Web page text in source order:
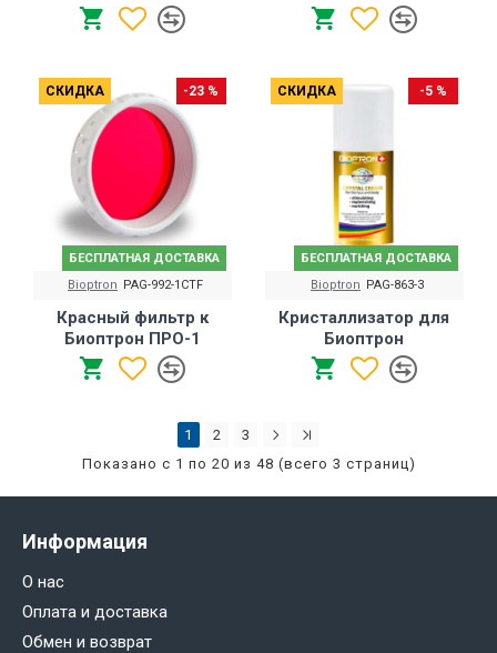
СКИДКА
БЕСПЛАТНАЯ ДОСТАВКА
-23 %
Bioptron PAG-992-1CTF
Красный фильтр к
Биоптрон ПРО-1
СКИДКА
БЕСПЛАТНАЯ ДОСТАВКА
-5 %
Bioptron PAG-863-3
Кристаллизатор для
Биоптрон
1 2
3
Показано с 1 по 20 из 48 (всего 3 страниц)
Информация
О нас
Оплата и доставка
Обмен и возврат